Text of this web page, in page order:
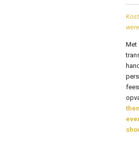
Met